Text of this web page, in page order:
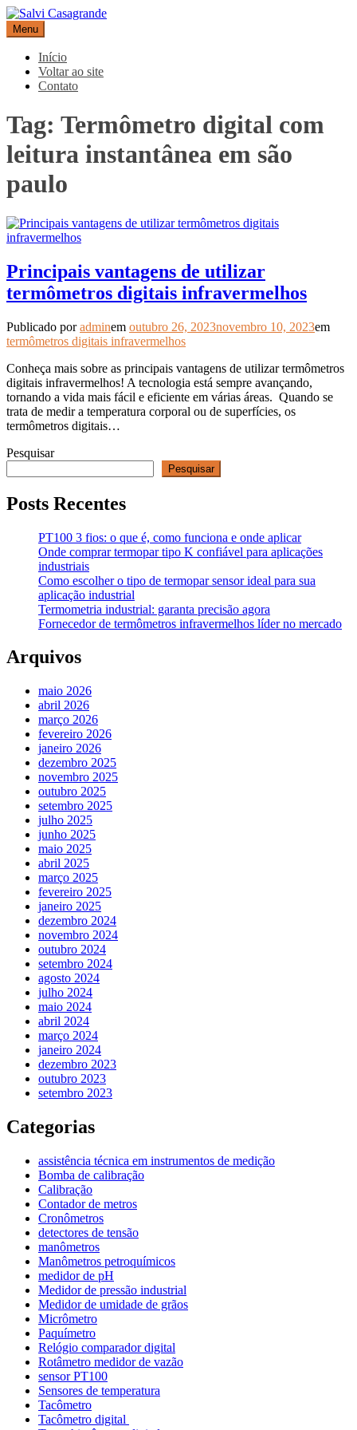
Pular
para
o
conteúdo
Salvi Casagrande
Especialistas em equipamentos de medição e automação
Menu
Início
Voltar ao site
Contato
Tag: Termômetro digital com
leitura instantânea em são
paulo
Principais vantagens de utilizar
termômetros digitais infravermelhos
Publicado poradminem outubro 26, 2023novembro 10, 2023em
termômetros digitais infravermelhos
Conheça mais sobre as principais vantagens de utilizar termômetros
digitais infravermelhos! A tecnologia está sempre avançando,
tornando a vida mais fácil e eficiente em várias áreas. Quando se
trata de medir a temperatura corporal ou de superfícies, os
termômetros digitais…
Pesquisar
Pesquisar
Posts Recentes
PT100 3 fios: o que é, como funciona e onde aplicar
Onde comprar termopar tipo K confiável para aplicações
industriais
Como escolher o tipo de termopar sensor ideal para sua
aplicação industrial
Termometria industrial: garanta precisão agora
Fornecedor de termômetros infravermelhos líder no mercado
Arquivos
maio 2026
abril 2026
março 2026
fevereiro 2026
janeiro 2026
dezembro 2025
novembro 2025
outubro 2025
setembro 2025
julho 2025
junho 2025
maio 2025
abril 2025
março 2025
fevereiro 2025
janeiro 2025
dezembro 2024
novembro 2024
outubro 2024
setembro 2024
agosto 2024
julho 2024
maio 2024
abril 2024
março 2024
janeiro 2024
dezembro 2023
outubro 2023
setembro 2023
Categorias
assistência técnica em instrumentos de medição
Bomba de calibração
Calibração
Contador de metros
Cronômetros
detectores de tensão
manômetros
Manômetros petroquímicos
medidor de pH
Medidor de pressão industrial
Medidor de umidade de grãos
Micrômetro
Paquímetro
Relógio comparador digital
Rotâmetro medidor de vazão
sensor PT100
Sensores de temperatura
Tacômetro
Tacômetro digital